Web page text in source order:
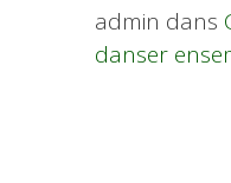
admin dans
danser